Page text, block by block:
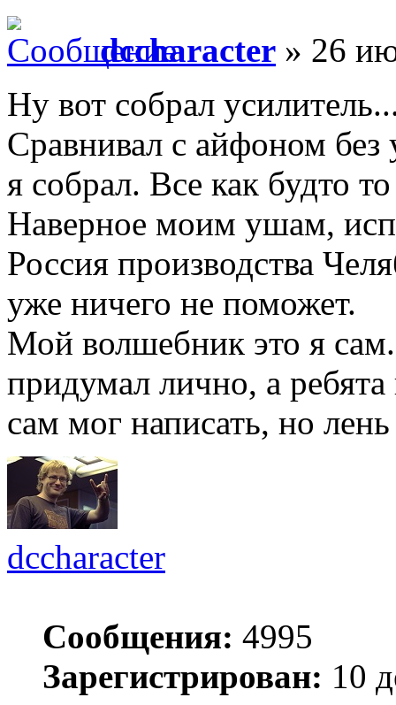
dccharacter » 26
Ну вот собрал
Сравнивал с айфоном без
я собрал. Все как будто
Наверное моим ушам,
Россия производства
уже ничего не поможет.
Мой волшебник это я
придумал лично, а
сам мог написать, но
dccharacter
Сообщения: 4995
Зарегистрирован: 10